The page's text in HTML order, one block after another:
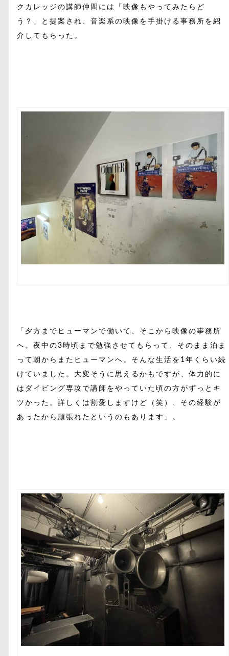
クカレッジの講師仲間には「映像もやってみたらど
う？」と提案され、音楽系の映像を手掛ける事務所を紹
介してもらった。
「夕方までヒューマンで働いて、そこから映像の事務所
へ。夜中の3時頃まで勉強させてもらって、そのまま泊ま
って朝からまたヒューマンへ。そんな生活を1年くらい続
けていました。大変そうに思えるかもですが、体力的に
はダイビング専攻で講師をやっていた頃の方がずっとキ
ツかった。詳しくは割愛しますけど（笑）、その経験が
あったから頑張れたというのもあります」。